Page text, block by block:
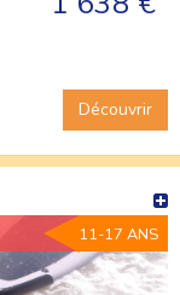
Découvrir
11-17 ANS